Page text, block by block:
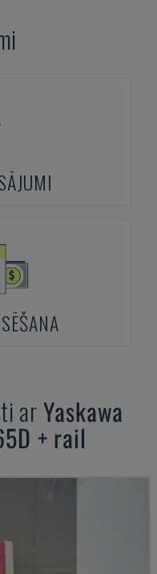
arYaskawa
+ rail